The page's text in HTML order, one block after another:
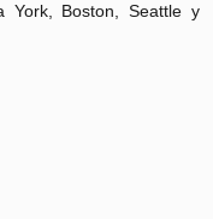
York, Boston, Seattle y